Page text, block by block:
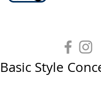
Basic Style